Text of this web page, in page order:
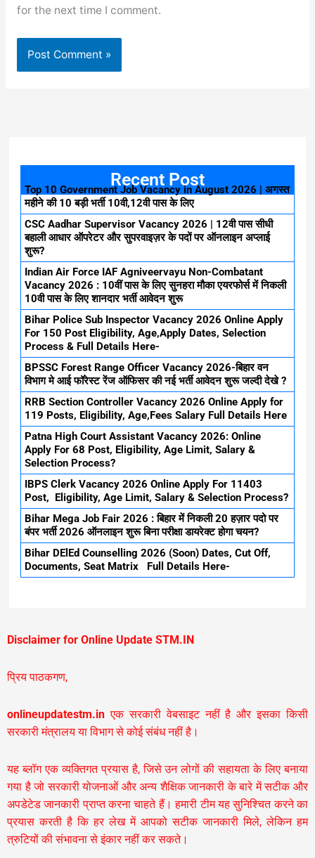
for the next time I comment.
Recent Post
Top 10 Government Job Vacancy in August 2026 | अगस्त
महीने की 10 बड़ी भर्ती 10वी,12वी पास के लिए
CSC Aadhar Supervisor Vacancy 2026 | 12वी पास सीधी
बहाली आधार ऑपरेटर और सुपरवाइज़र के पदों पर ऑनलाइन अप्लाई
शुरू?
Indian Air Force IAF Agniveervayu Non-Combatant
Vacancy 2026 : 10वीं पास के लिए सुनहरा मौका एयरफोर्स में निकली
10वी पास के लिए शानदार भर्ती आवेदन शुरू
Bihar Police Sub Inspector Vacancy 2026 Online Apply
For 150 Post Eligibility, Age,Apply Dates, Selection
Process & Full Details Here-
BPSSC Forest Range Officer Vacancy 2026-बिहार वन
विभाग मे आई फॉरेस्ट रेंज ऑफिसर की नई भर्ती आवेदन शुरू जल्दी देखे ?
RRB Section Controller Vacancy 2026 Online Apply for
119 Posts, Eligibility, Age,Fees Salary Full Details Here
Patna High Court Assistant Vacancy 2026: Online
Apply For 68 Post, Eligibility, Age Limit, Salary &
Selection Process?
IBPS Clerk Vacancy 2026 Online Apply For 11403
Post, Eligibility, Age Limit, Salary & Selection Process?
Bihar Mega Job Fair 2026 : बिहार में निकली 20 हज़ार पदो पर
बंपर भर्ती 2026 ऑनलाइन शुरू बिना परीक्षा डायरेक्ट होगा चयन?
Bihar DElEd Counselling 2026 (Soon) Dates, Cut Off,
Documents, Seat Matrix Full Details Here-
Disclaimer for Online Update STM.IN
प्रिय पाठकगण,
onlineupdatestm.in एक सरकारी वेबसाइट नहीं है और इसका किसी
सरकारी मंत्रालय या विभाग से कोई संबंध नहीं है।
यह ब्लॉग एक व्यक्तिगत प्रयास है, जिसे उन लोगों की सहायता के लिए बनाया
गया है जो सरकारी योजनाओं और अन्य शैक्षिक जानकारी के बारे में सटीक और
अपडेटेड जानकारी प्राप्त करना चाहते हैं। हमारी टीम यह सुनिश्चित करने का
प्रयास करती है कि हर लेख में आपको सटीक जानकारी मिले, लेकिन हम
त्रुटियों की संभावना से इंकार नहीं कर सकते।